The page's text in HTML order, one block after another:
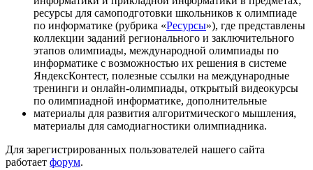
ресурсы для самоподготовки школьников к олимпиаде
по информатике (рубрика «Ресурсы»), где представлены
коллекции заданий регионального и заключительного
этапов олимпиады, международной олимпиады по
информатике с возможностью их решения в системе
ЯндексКонтест, полезные ссылки на международные
тренинги и онлайн-олимпиады, открытый видеокурсы
по олимпиадной информатике, дополнительные
материалы для развития алгоритмического мышления,
материалы для самодиагностики олимпиадника.
Для зарегистрированных пользователей нашего сайта
работает форум.